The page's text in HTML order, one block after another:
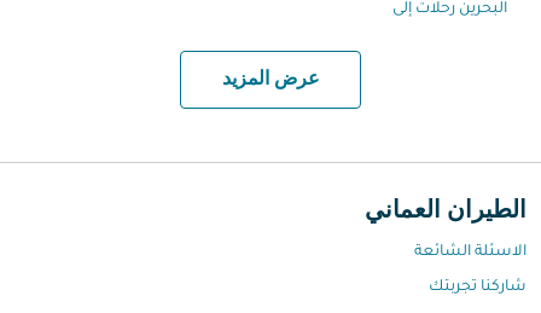
البحرين رحلات إلى
عرض المزيد
الطيران العماني
الاسئلة الشائعة
شاركنا تجربتك